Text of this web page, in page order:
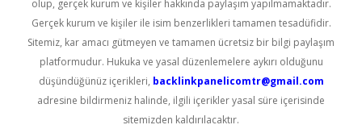
olup, gerçek kurum ve kişiler hakkında paylaşım yapılmamaktadır.
Gerçek kurum ve kişiler ile isim benzerlikleri tamamen tesadüfidir.
Sitemiz, kar amacı gütmeyen ve tamamen ücretsiz bir bilgi paylaşım
platformudur. Hukuka ve yasal düzenlemelere aykırı olduğunu
düşündüğünüz içerikleri, backlinkpanelicomtr@gmail.com
adresine bildirmeniz halinde, ilgili içerikler yasal süre içerisinde
sitemizden kaldırılacaktır.